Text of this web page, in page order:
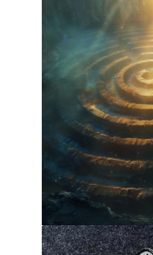
Comprendre le
exploration
31 juillet 2026